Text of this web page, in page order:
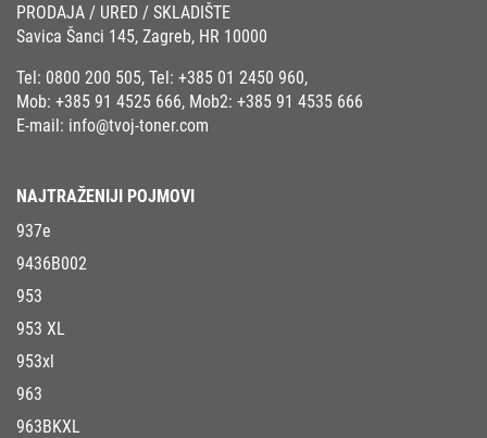
PRODAJA / URED / SKLADIŠTE
Savica Šanci 145, Zagreb, HR 10000
Tel: 0800 200 505, Tel: +385 01 2450 960,
Mob: +385 91 4525 666, Mob2: +385 91 4535 666
E-mail: info@tvoj-toner.com
NAJTRAŽENIJI POJMOVI
937e
9436B002
953
953 XL
953xl
963
963BKXL